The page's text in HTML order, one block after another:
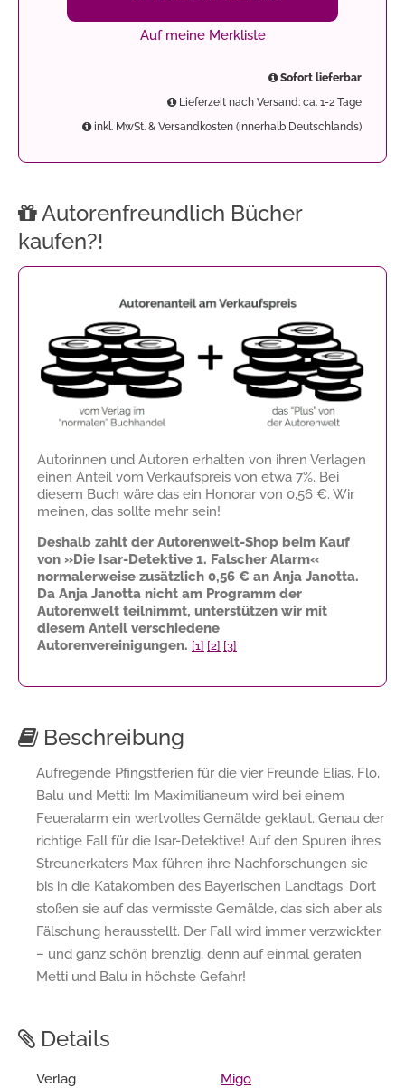
Auf meine Merkliste
Sofort lieferbar
Lieferzeit nach Versand: ca. 1-2 Tage
inkl. MwSt. & Versandkosten (innerhalb Deutschlands)
Autorenfreundlich Bücher
kaufen?!
Autorinnen und Autoren erhalten von ihren Verlagen
einen Anteil vom Verkaufspreis von etwa 7%. Bei
diesem Buch wäre das ein Honorar von 0,56 €. Wir
meinen, das sollte mehr sein!
Deshalb zahlt der Autorenwelt-Shop beim Kauf
von »Die Isar-Detektive 1. Falscher Alarm«
normalerweise zusätzlich 0,56 € an Anja Janotta.
Da Anja Janotta nicht am Programm der
Autorenwelt teilnimmt, unterstützen wir mit
diesem Anteil verschiedene
Autorenvereinigungen. [1] [2] [3]
Beschreibung
Aufregende Pfingstferien für die vier Freunde Elias, Flo,
Balu und Metti: Im Maximilianeum wird bei einem
Feueralarm ein wertvolles Gemälde geklaut. Genau der
richtige Fall für die Isar-Detektive! Auf den Spuren ihres
Streunerkaters Max führen ihre Nachforschungen sie
bis in die Katakomben des Bayerischen Landtags. Dort
stoßen sie auf das vermisste Gemälde, das sich aber als
Fälschung herausstellt. Der Fall wird immer verzwickter
– und ganz schön brenzlig, denn auf einmal geraten
Metti und Balu in höchste Gefahr!
Details
Verlag Migo